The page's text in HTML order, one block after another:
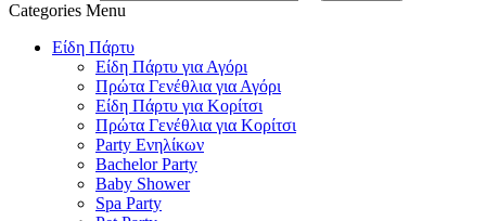
Categories Menu
Είδη Πάρτυ
Είδη Πάρτυ για Αγόρι
Πρώτα Γενέθλια για Αγόρι
Είδη Πάρτυ για Κορίτσι
Πρώτα Γενέθλια για Κορίτσι
Party Ενηλίκων
Bachelor Party
Baby Shower
Spa Party